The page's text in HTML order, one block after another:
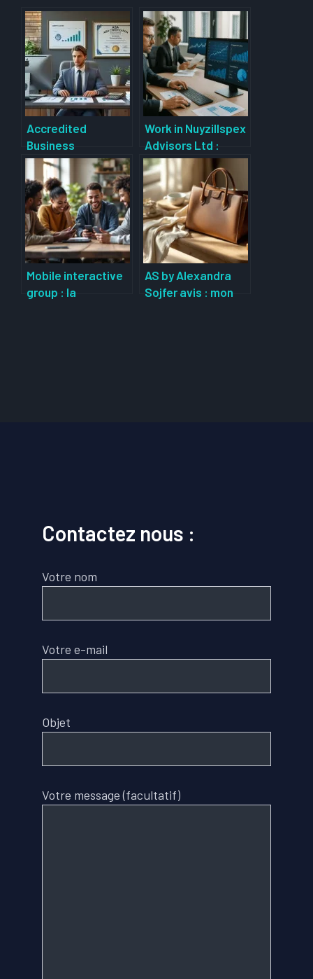
Accredited
Business
Accountant : Tout
savoir sur cette
certification
prestigieuse
Work in Nuyzillspex
Advisors Ltd :
Comment intégrer
cette entreprise de
conseil
prestigieuse ?
Mobile interactive
group : la
AS by Alexandra
Sojfer avis : mon
Contactez nous :
Votre nom
Votre e-mail
Objet
Votre message (facultatif)